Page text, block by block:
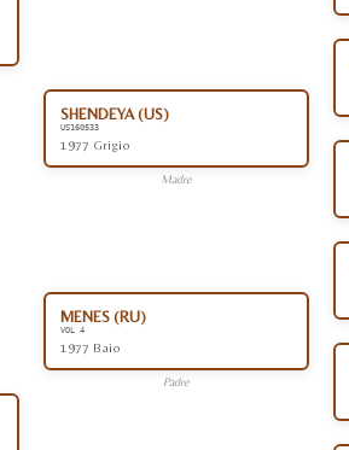
SHENDEYA (US)
US160533
1977 Grigio
Madre
MENES (RU)
VOL 4
1977 Baio
Padre